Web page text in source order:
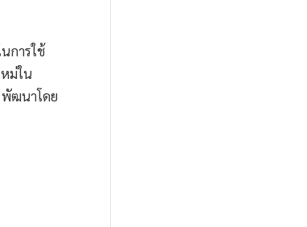
การใช้
ม่ใน
พัฒนาโดย